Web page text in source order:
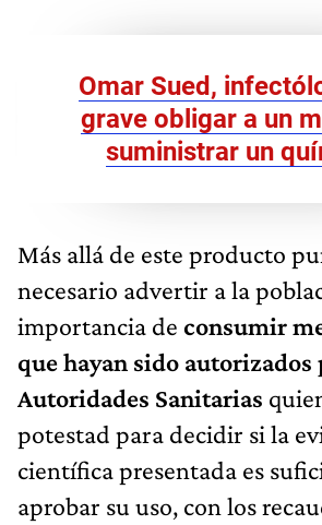
Omar Sued,
grave obligar a un
suministrar un
Más allá de este producto
necesario advertir a la
importancia de consumir
que hayan sido autorizados
Autoridades Sanitarias
potestad para decidir si la
científica presentada es
aprobar su uso, con los